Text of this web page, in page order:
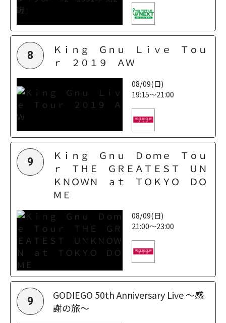
8
Ｋｉｎｇ Ｇｎｕ Ｌｉｖｅ Ｔｏｕ
ｒ ２０１９ ＡＷ
08/09(日)
19:15～21:00
9
Ｋｉｎｇ Ｇｎｕ Ｄｏｍｅ Ｔｏｕ
ｒ ＴＨＥ ＧＲＥＡＴＥＳＴ ＵＮ
ＫＮＯＷＮ ａｔ ＴＯＫＹＯ ＤＯ
ＭＥ
08/09(日)
21:00～23:00
9
GODIEGO 50th Anniversary Live ～感
謝の旅～